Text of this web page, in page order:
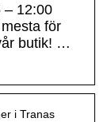
– 12:00
för
butik! …
i Tranas